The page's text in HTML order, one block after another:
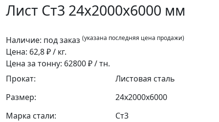
Лист Ст3 24x2000x6000 мм
Наличие: под заказ (указана последняя цена продажи)
Цена: 62,8₽ / кг.
Цена за тонну: 62800₽ / тн.
Прокат:
Листовая сталь
Размер:
24x2000x6000
Марка стали:
Ст3